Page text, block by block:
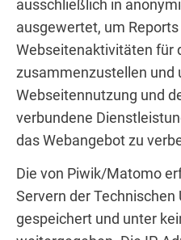
ausschließlich in
ausgewertet, um Reports
Webseitenaktivitäten für
zusammenzustellen und
Webseitennutzung und
verbundene
das Webangebot zu
Die von Piwik/Matomo
Servern der
gespeichert und unter